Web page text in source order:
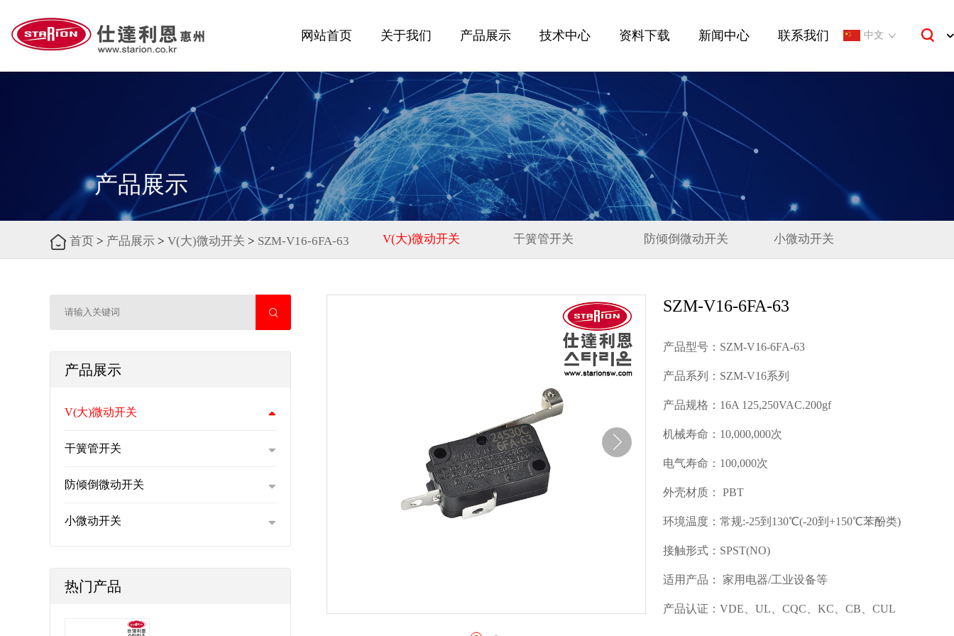
网站首页 关于我们 产品展示 技术中心 资料下载 新闻中心 联系我们 中文
产品展示
首页 > 产品展示 > V(大)微动开关 > SZM-V16-6FA-63 V(大)微动开关 干簧管开关 防倾倒微动开关 小微动开关
产品展示
V(大)微动开关
干簧管开关
防倾倒微动开关
小微动开关
热门产品
SZM-V16-6FA-63
产品型号：SZM-V16-6FA-63
产品系列：SZM-V16系列
产品规格：16A 125,250VAC.200gf
机械寿命：10,000,000次
电气寿命：100,000次
外壳材质： PBT
环境温度：常规:-25到130℃(-20到+150℃苯酚类)
接触形式：SPST(NO)
适用产品： 家用电器/工业设备等
产品认证：VDE、UL、CQC、KC、CB、CUL